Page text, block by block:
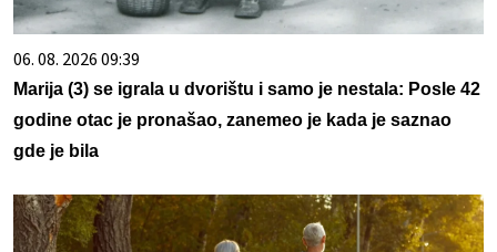
06. 08. 2026 09:39
Marija (3) se igrala u dvorištu i samo je nestala: Posle 42
godine otac je pronašao, zanemeo je kada je saznao
gde je bila